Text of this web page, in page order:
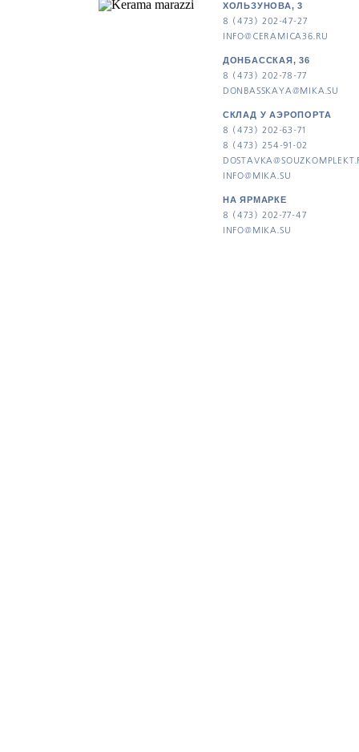
ХОЛЬЗУНОВА, 3
8 (473) 202-47-27
INFO@CERAMICA36.RU
ДОНБАССКАЯ, 36
8 (473) 202-78-77
DONBASSKAYA@MIKA.SU
СКЛАД У АЭРОПОРТА
8 (473) 202-63-71
8 (473) 254-91-02
INFO@MIKA.SU
НА ЯРМАРКЕ
8 (473) 202-77-47
INFO@MIKA.SU